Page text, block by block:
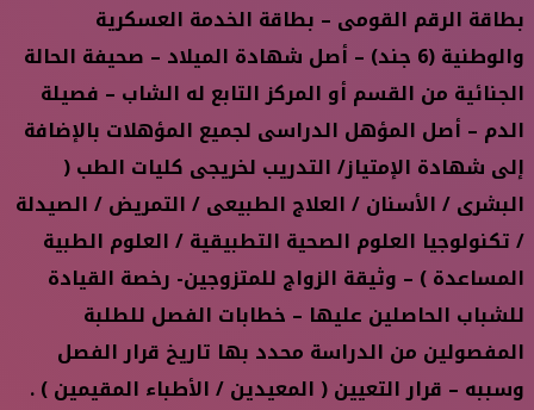
بطاقة الرقم القومى – بطاقة الخدمة العسكرية
والوطنية (6 جند) – أصل شهادة الميلاد – صحيفة الحالة
الجنائية من القسم أو المركز التابع له الشاب – فصيلة
الدم – أصل المؤهل الدراسى لجميع المؤهلات بالإضافة
إلى شهادة الإمتياز/ التدريب لخريجى كليات الطب (
البشرى / الأسنان / العلاج الطبيعى / التمريض / الصيدلة
/ تكنولوجيا العلوم الصحية التطبيقية / العلوم الطبية
المساعدة ) – وثيقة الزواج للمتزوجين- رخصة القيادة
للشباب الحاصلين عليها – خطابات الفصل للطلبة
المفصولين من الدراسة محدد بها تاريخ قرار الفصل
وسببه – قرار التعيين ( المعيدين / الأطباء المقيمين ) .